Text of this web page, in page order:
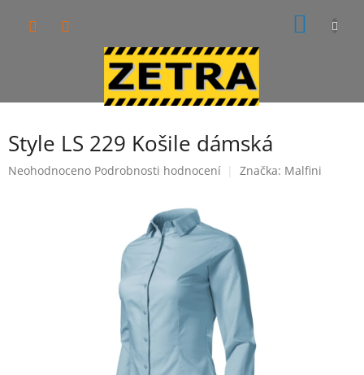
Style LS 229 Košile dámská
Průměrné
Neohodnoceno Podrobnosti hodnocení Značka: Malfini